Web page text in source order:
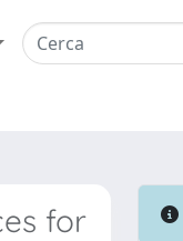
for